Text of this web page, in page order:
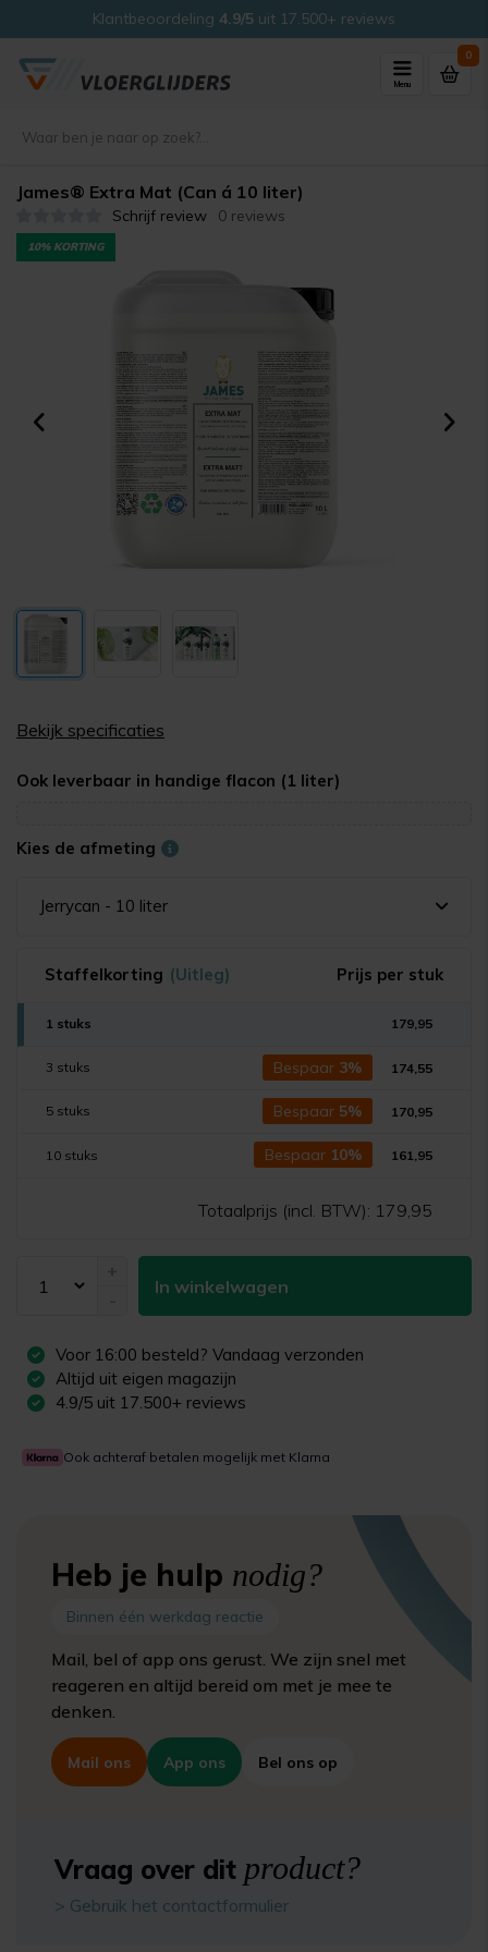
Klantbeoordeling 4.9/5 uit 17.500+ reviews
Menu
0
James® Extra Mat (Can á 10 liter)
Schrijf review 0 reviews
10% KORTING
Bekijk specificaties
Ook leverbaar in handige flacon (1 liter)
Kies de afmeting
Jerrycan - 10 liter
Staffelkorting (Uitleg) Prijs per stuk
1 stuks 179,95
3 stuks Bespaar 3% 174,55
5 stuks Bespaar 5% 170,95
10 stuks Bespaar 10% 161,95
Totaalprijs (incl. BTW): 179,95
In winkelwagen
Voor 16:00 besteld? Vandaag verzonden
Altijd uit eigen magazijn
4.9/5 uit 17.500+ reviews
Ook achteraf betalen mogelijk met Klarna
Heb je hulp nodig?
Binnen één werkdag reactie
Mail, bel of app ons gerust. We zijn snel met
reageren en altijd bereid om met je mee te
denken.
Mail ons App ons Bel ons op
Vraag over dit product?
> Gebruik het contactformulier